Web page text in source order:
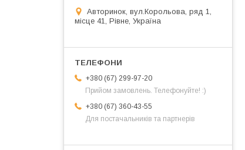
Авторинок, вул.Корольова, ряд 1,
місце 41, Рівне, Україна
+380 (67) 299-97-20
Прийом замовлень. Телефонуйте! :)
+380 (67) 360-43-55
Для постачальників та партнерів